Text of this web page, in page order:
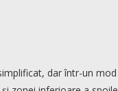
dar într-un